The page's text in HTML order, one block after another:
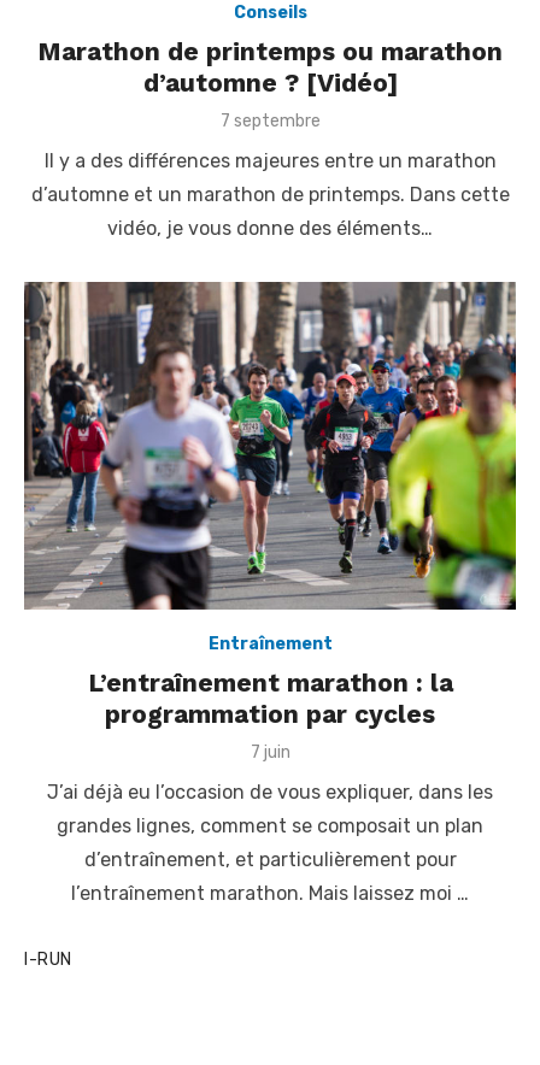
Conseils
Marathon de printemps ou marathon
d’automne ? [Vidéo]
P
s
e
d
7 septembre
Il y a des différences majeures entre un marathon
d’automne et un marathon de printemps. Dans cette
vidéo, je vous donne des éléments…
Entraînement
L’entraînement marathon : la
programmation par cycles
P
s
e
d
o
n
7 juin
J’ai déjà eu l’occasion de vous expliquer, dans les
grandes lignes, comment se composait un plan
d’entraînement, et particulièrement pour
l’entraînement marathon. Mais laissez moi …
I-RUN